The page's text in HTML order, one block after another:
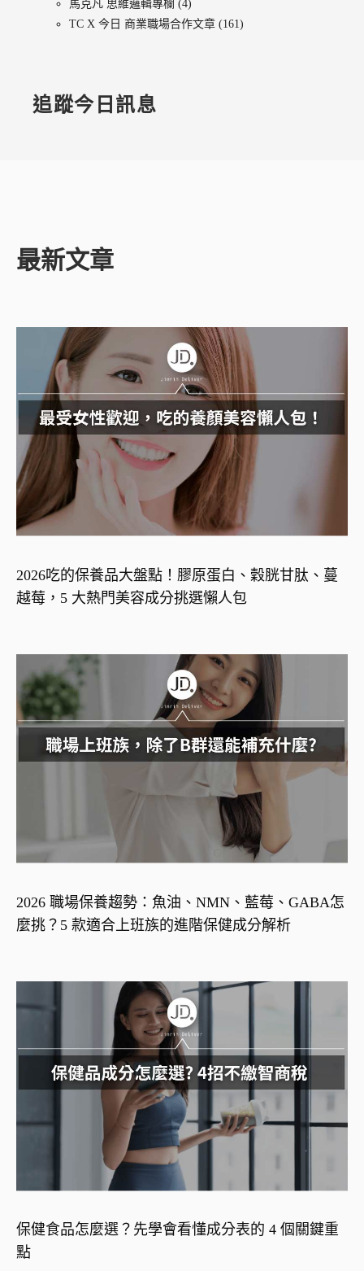
馬克凡 思維邏輯專欄 (4)
TC X 今日 商業職場合作文章 (161)
追蹤今日訊息
最新文章
2026吃的保養品大盤點！膠原蛋白、穀胱甘肽、蔓
越莓，5 大熱門美容成分挑選懶人包
2026 職場保養趨勢：魚油、NMN、藍莓、GABA怎
麼挑？5 款適合上班族的進階保健成分解析
保健食品怎麼選？先學會看懂成分表的 4 個關鍵重
點